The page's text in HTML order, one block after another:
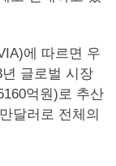
에 따르면 우
글로벌 시장
억원)로 추산
달러로 전체의